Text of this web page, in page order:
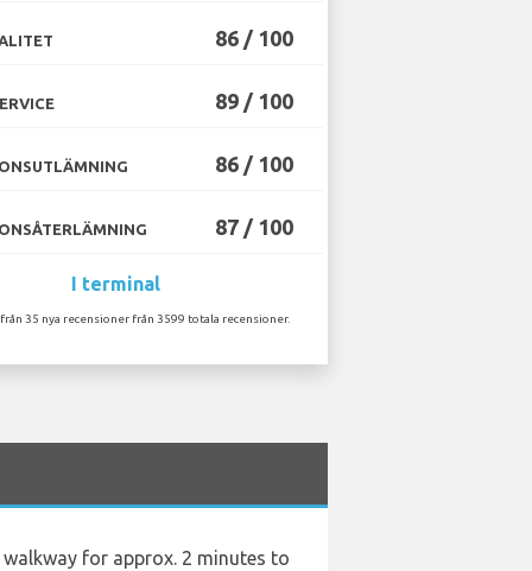
86 / 100
89 / 100
86 / 100
87 / 100
I terminal
35 nya recensioner från 3599 totala recensioner.
for approx. 2 minutes to